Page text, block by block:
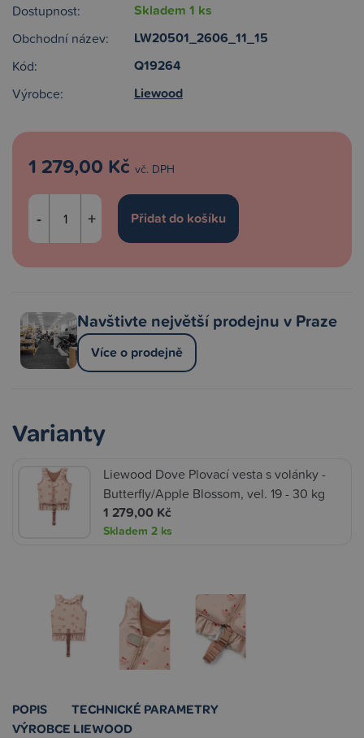
Dostupnost: Skladem 1 ks
Obchodní název: LW20501_2606_11_15
Kód: Q19264
Výrobce: Liewood
1 279,00 Kč vč. DPH
- +
Navštivte největší prodejnu v Praze
Více o prodejně
Varianty
Liewood Dove Plovací vesta s volánky -
Butterfly/Apple Blossom, vel. 19 - 30 kg
1 279,00 Kč
Skladem 2 ks
POPIS
TECHNICKÉ PARAMETRY
VÝROBCE LIEWOOD